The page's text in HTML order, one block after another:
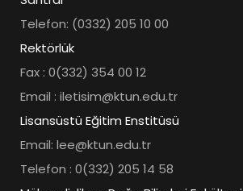
Telefon: (0332) 205 10 00
Rektörlük
Fax : 0(332) 354 00 12
Email : iletisim@ktun.edu.tr
Lisansüstü Eğitim Enstitüsü
Email: lee@ktun.edu.tr
Telefon : 0(332) 205 14 58